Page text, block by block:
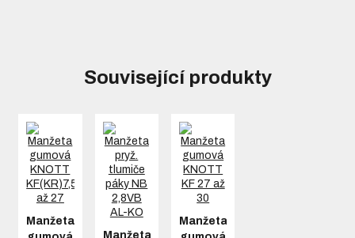
Související produkty
Manžeta
Manžeta
Manžeta